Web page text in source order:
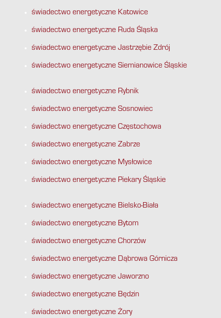
świadectwo energetyczne Katowice
świadectwo energetyczne Ruda Śląska
świadectwo energetyczne Jastrzębie Zdrój
świadectwo energetyczne Siemianowice Śląskie
świadectwo energetyczne Rybnik
świadectwo energetyczne Sosnowiec
świadectwo energetyczne Częstochowa
świadectwo energetyczne Zabrze
świadectwo energetyczne Mysłowice
świadectwo energetyczne Piekary Śląskie
świadectwo energetyczne Bielsko-Biała
świadectwo energetyczne Bytom
świadectwo energetyczne Chorzów
świadectwo energetyczne Dąbrowa Górnicza
świadectwo energetyczne Jaworzno
świadectwo energetyczne Będzin
świadectwo energetyczne Żory